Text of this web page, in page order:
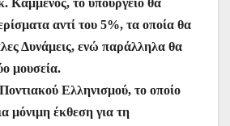
ίτ
ε
Καμμένος, το υπουργείο θα
αντί του 5%, τα οποία θα
Δυνάμεις, ενώ παράλληλα θα
μουσεία.
Ελληνισμού, το οποίο
μόνιμη έκθεση για τη